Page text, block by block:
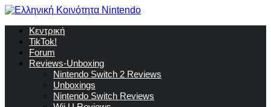
Κεντρική
TikTok!
Forum
Reviews-Unboxing
Nintendo Switch 2 Reviews
Unboxings
Nintendo Switch Reviews